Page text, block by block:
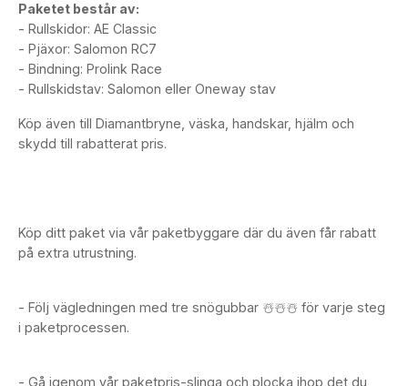
Paketet består av:
- Rullskidor: AE Classic
- Pjäxor: Salomon RC7
- Bindning: Prolink Race
- Rullskidstav: Salomon eller Oneway stav
Köp även till Diamantbryne, väska, handskar, hjälm och
skydd till rabatterat pris.
Köp ditt paket via vår paketbyggare där du även får rabatt
på extra utrustning.
- Följ vägledningen med tre snögubbar ☃️☃️☃️ för varje steg
i paketprocessen.
- Gå igenom vår paketpris-slinga och plocka ihop det du